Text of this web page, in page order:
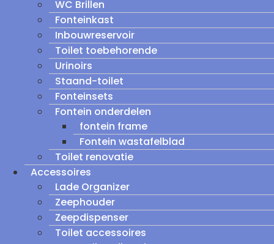
WC Brillen
Fonteinkast
Inbouwreservoir
Toilet toebehorende
Urinoirs
Staand-toilet
Fonteinsets
Fontein onderdelen
fontein frame
Fontein wastafelblad
Toilet renovatie
Accessoires
Lade Organizer
Zeephouder
Zeepdispenser
Toilet accessoires